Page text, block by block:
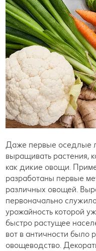
Даже первые оседлые
выращивать растения,
как дикие овощи.
разработаны первые
различных овощей.
первоначально
урожайность которой
быстро растущее
вот в античности было
овощеводство.